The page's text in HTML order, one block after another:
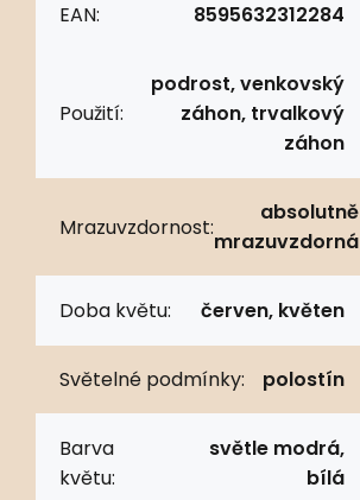
EAN: 8595632312284
Použití:
podrost, venkovský
záhon, trvalkový
záhon
Mrazuvzdornost:
absolutně
mrazuvzdorná
Doba květu: červen, květen
Světelné podmínky: polostín
Barva
květu:
světle modrá,
bílá